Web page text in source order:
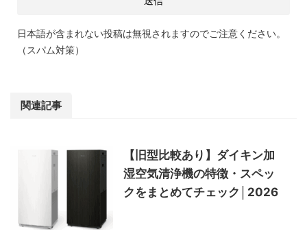
日本語が含まれない投稿は無視されますのでご注意ください。
（スパム対策）
関連記事
【旧型比較あり】ダイキン加
湿空気清浄機の特徴・スペッ
クをまとめてチェック│2026